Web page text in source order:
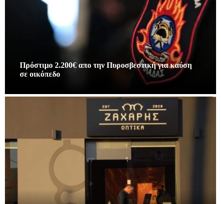
Πρόστιμο 2.200€ απο την Πυροσβεστική για καύση
σε οικόπεδο